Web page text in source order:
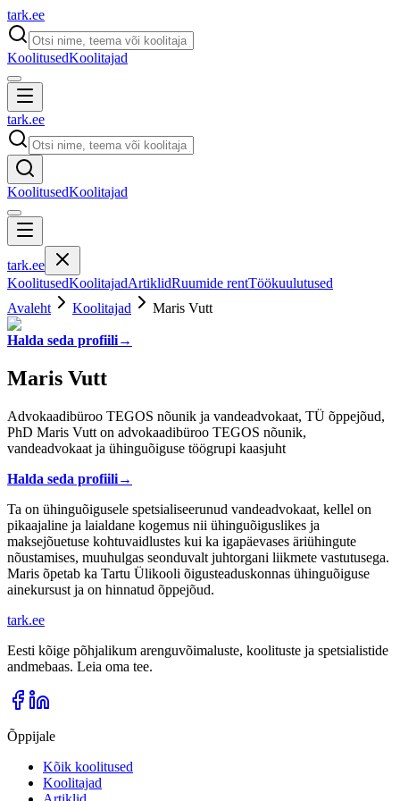
tark.ee
KoolitusedKoolitajad
tark.ee
KoolitusedKoolitajad
tark.ee
KoolitusedKoolitajadArtiklidRuumide rentTöökuulutused
Avaleht
Koolitajad Maris Vutt
Halda seda profiili→
Maris Vutt
Advokaadibüroo TEGOS nõunik ja vandeadvokaat, TÜ õppejõud,
PhD Maris Vutt on advokaadibüroo TEGOS nõunik,
vandeadvokaat ja ühinguõiguse töögrupi kaasjuht
Halda seda profiili→
Ta on ühinguõigusele spetsialiseerunud vandeadvokaat, kellel on
pikaajaline ja laialdane kogemus nii ühinguõiguslikes ja
maksejõuetuse kohtuvaidlustes kui ka igapäevases äriühingute
nõustamises, muuhulgas seonduvalt juhtorgani liikmete vastutusega.
Maris õpetab ka Tartu Ülikooli õigusteaduskonnas ühinguõiguse
ainekursust ja on hinnatud õppejõud.
tark.ee
Eesti kõige põhjalikum arenguvõimaluste, koolituste ja spetsialistide
andmebaas. Leia oma tee.
Õppijale
Kõik koolitused
Koolitajad